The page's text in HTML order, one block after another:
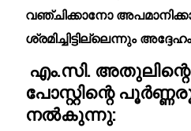
വഞ്ചിക്കാനോ
ശ്രമിച്ചിട്ടില്ലെന്നും
എം.സി.
പോസ്റ്റിന്റെ
നൽകുന്നു: